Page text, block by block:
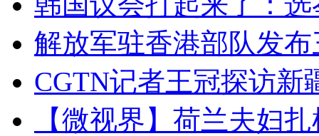
解放军驻香港部队发
CGTN记者王冠探访新
【微视界】荷兰夫妇